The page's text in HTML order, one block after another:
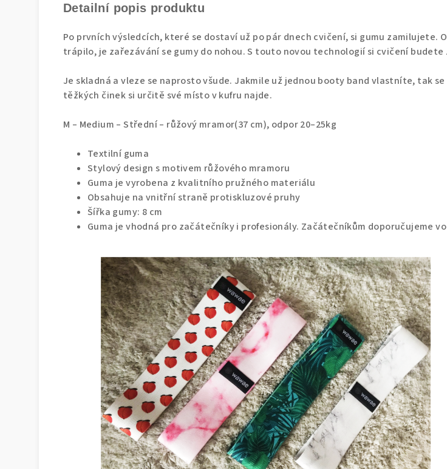
Detailní popis produktu
Po prvních výsledcích, které se dostaví už po pár dnech cvičení, si gumu zamilujete.
trápilo, je zařezávání se gumy do nohou. S touto novou technologií si cvičení budete
Je skladná a vleze se naprosto všude. Jakmile už jednou booty band vlastníte, tak
těžkých činek si určitě své místo v kufru najde.
M – Medium – Střední – růžový mramor(37 cm), odpor 20–25kg
Textilní guma
Stylový design s motivem růžového mramoru
Guma je vyrobena z kvalitního pružného materiálu
Obsahuje na vnitřní straně protiskluzové pruhy
Šířka gumy: 8 cm
Guma je vhodná pro začátečníky i profesionály. Začátečníkům doporučujeme